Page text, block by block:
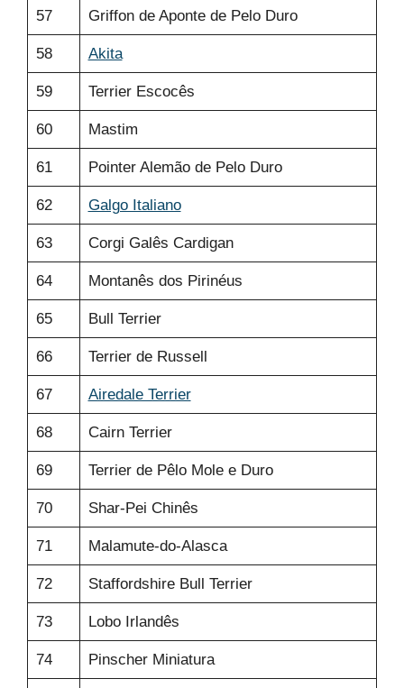
57 Griffon de Aponte de Pelo Duro
58 Akita
59 Terrier Escocês
60 Mastim
61 Pointer Alemão de Pelo Duro
62 Galgo Italiano
63 Corgi Galês Cardigan
64 Montanês dos Pirinéus
65 Bull Terrier
66 Terrier de Russell
67 Airedale Terrier
68 Cairn Terrier
69 Terrier de Pêlo Mole e Duro
70 Shar-Pei Chinês
71 Malamute-do-Alasca
72 Staffordshire Bull Terrier
73 Lobo Irlandês
74 Pinscher Miniatura